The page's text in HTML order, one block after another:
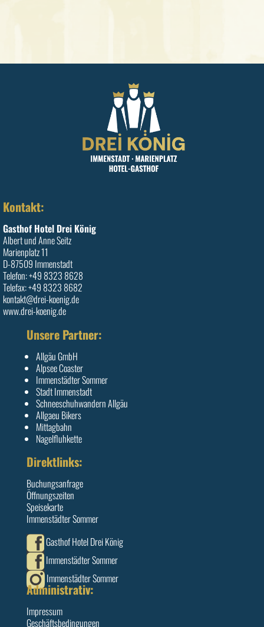
Kontakt:
Gasthof Hotel Drei König
Albert und Anne Seitz
Marienplatz 11
D-87509 Immenstadt
Telefon: +49 8323 8628
Telefax: +49 8323 8682
kontakt@drei-koenig.de
www.drei-koenig.de
Unsere Partner:
Allgäu GmbH
Alpsee Coaster
Immenstädter Sommer
Stadt Immenstadt
Schneeschuhwandern Allgäu
Allgaeu Bikers
Mittagbahn
Nagelfluhkette
Direktlinks:
Buchungsanfrage
Öffnungszeiten
Speisekarte
Immenstädter Sommer
Gasthof Hotel Drei König
Immenstädter Sommer
Immenstädter Sommer
Administrativ:
Impressum
Geschäftsbedingungen